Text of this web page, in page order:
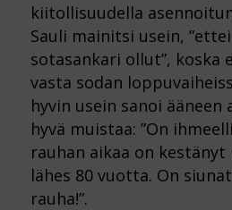
kiitollisuudella
Sauli mainitsi usein,
sotasankari ollut”, koska
vasta sodan
hyvin usein sanoi
hyvä muistaa: ”On
rauhan aikaa on kestänyt
lähes 80 vuotta. On
rauha!”.